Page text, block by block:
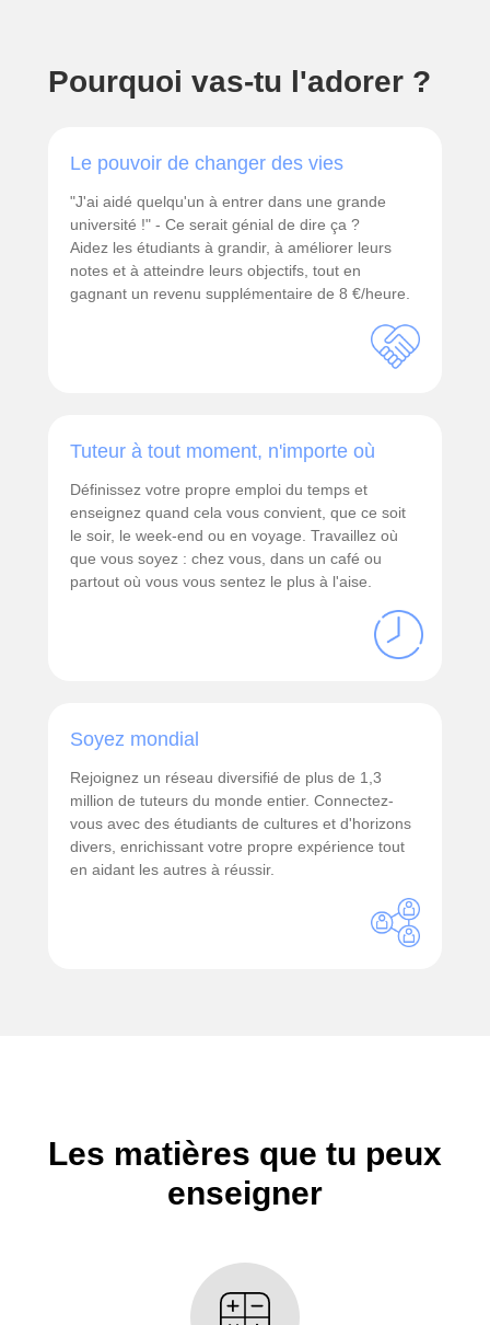
Pourquoi vas-tu l'adorer ?
"J'ai aidé quelqu'un à entrer dans une grande
université !" - Ce serait génial de dire ça ?
Aidez les étudiants à grandir, à améliorer leurs
notes et à atteindre leurs objectifs, tout en
gagnant un revenu supplémentaire de 8 €/heure.
Le pouvoir de changer des vies
Soyez mondial
Rejoignez un réseau diversifié de plus de 1,3
million de tuteurs du monde entier. Connectez-
vous avec des étudiants de cultures et d'horizons
divers, enrichissant votre propre expérience tout
en aidant les autres à réussir.
Tuteur à tout moment, n'importe où
Définissez votre propre emploi du temps et
enseignez quand cela vous convient, que ce soit
le soir, le week-end ou en voyage. Travaillez où
que vous soyez : chez vous, dans un café ou
partout où vous vous sentez le plus à l'aise.
Les matières que tu peux
enseigner